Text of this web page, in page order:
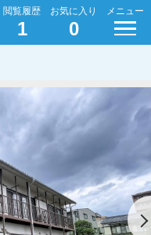
閲覧履歴
1
お気に入り
0
メニュー